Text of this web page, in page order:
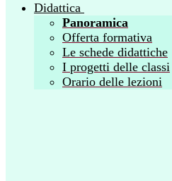
Didattica
Panoramica
Offerta formativa
Le schede didattiche
I progetti delle classi
Orario delle lezioni